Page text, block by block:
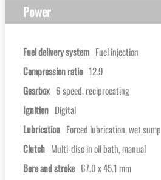
Power
Fuel delivery system Fuel injection
Compression ratio 12.9
Gearbox 6 speed, reciprocating
Ignition Digital
Lubrication Forced lubrication, wet sump
Clutch Multi-disc in oil bath, manual
Bore and stroke 67.0 x 45.1 mm